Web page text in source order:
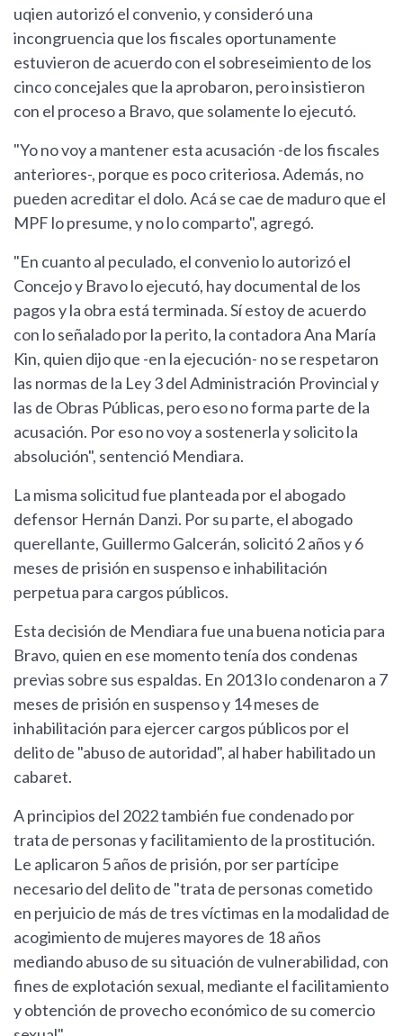
uqien autorizó el convenio, y consideró una
incongruencia que los fiscales oportunamente
estuvieron de acuerdo con el sobreseimiento de los
cinco concejales que la aprobaron, pero insistieron
con el proceso a Bravo, que solamente lo ejecutó.
"Yo no voy a mantener esta acusación -de los fiscales
anteriores-, porque es poco criteriosa. Además, no
pueden acreditar el dolo. Acá se cae de maduro que el
MPF lo presume, y no lo comparto", agregó.
"En cuanto al peculado, el convenio lo autorizó el
Concejo y Bravo lo ejecutó, hay documental de los
pagos y la obra está terminada. Sí estoy de acuerdo
con lo señalado por la perito, la contadora Ana María
Kin, quien dijo que -en la ejecución- no se respetaron
las normas de la Ley 3 del Administración Provincial y
las de Obras Públicas, pero eso no forma parte de la
acusación. Por eso no voy a sostenerla y solicito la
absolución", sentenció Mendiara.
La misma solicitud fue planteada por el abogado
defensor Hernán Danzi. Por su parte, el abogado
querellante, Guillermo Galcerán, solicitó 2 años y 6
meses de prisión en suspenso e inhabilitación
perpetua para cargos públicos.
Esta decisión de Mendiara fue una buena noticia para
Bravo, quien en ese momento tenía dos condenas
previas sobre sus espaldas. En 2013 lo condenaron a 7
meses de prisión en suspenso y 14 meses de
inhabilitación para ejercer cargos públicos por el
delito de "abuso de autoridad", al haber habilitado un
cabaret.
A principios del 2022 también fue condenado por
trata de personas y facilitamiento de la prostitución.
Le aplicaron 5 años de prisión, por ser partícipe
necesario del delito de "trata de personas cometido
en perjuicio de más de tres víctimas en la modalidad de
acogimiento de mujeres mayores de 18 años
mediando abuso de su situación de vulnerabilidad, con
fines de explotación sexual, mediante el facilitamiento
y obtención de provecho económico de su comercio